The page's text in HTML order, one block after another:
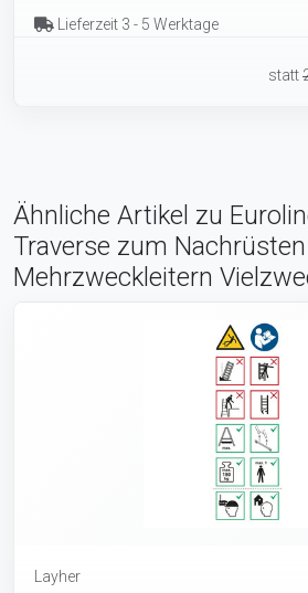
Lieferzeit 3 - 5 Werktage
statt
Ähnliche Artikel zu
Traverse zum
Mehrzweckleitern
Layher